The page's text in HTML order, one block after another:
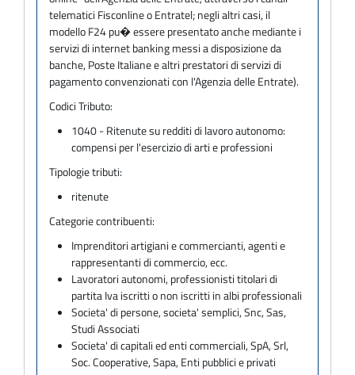
telematici Fisconline o Entratel; negli altri casi, il
modello F24 pu� essere presentato anche mediante i
servizi di internet banking messi a disposizione da
banche, Poste Italiane e altri prestatori di servizi di
pagamento convenzionati con l'Agenzia delle Entrate).
Codici Tributo:
1040 - Ritenute su redditi di lavoro autonomo:
compensi per l'esercizio di arti e professioni
Tipologie tributi:
ritenute
Categorie contribuenti:
Imprenditori artigiani e commercianti, agenti e
rappresentanti di commercio, ecc.
Lavoratori autonomi, professionisti titolari di
partita Iva iscritti o non iscritti in albi professionali
Societa' di persone, societa' semplici, Snc, Sas,
Studi Associati
Societa' di capitali ed enti commerciali, SpA, Srl,
Soc. Cooperative, Sapa, Enti pubblici e privati